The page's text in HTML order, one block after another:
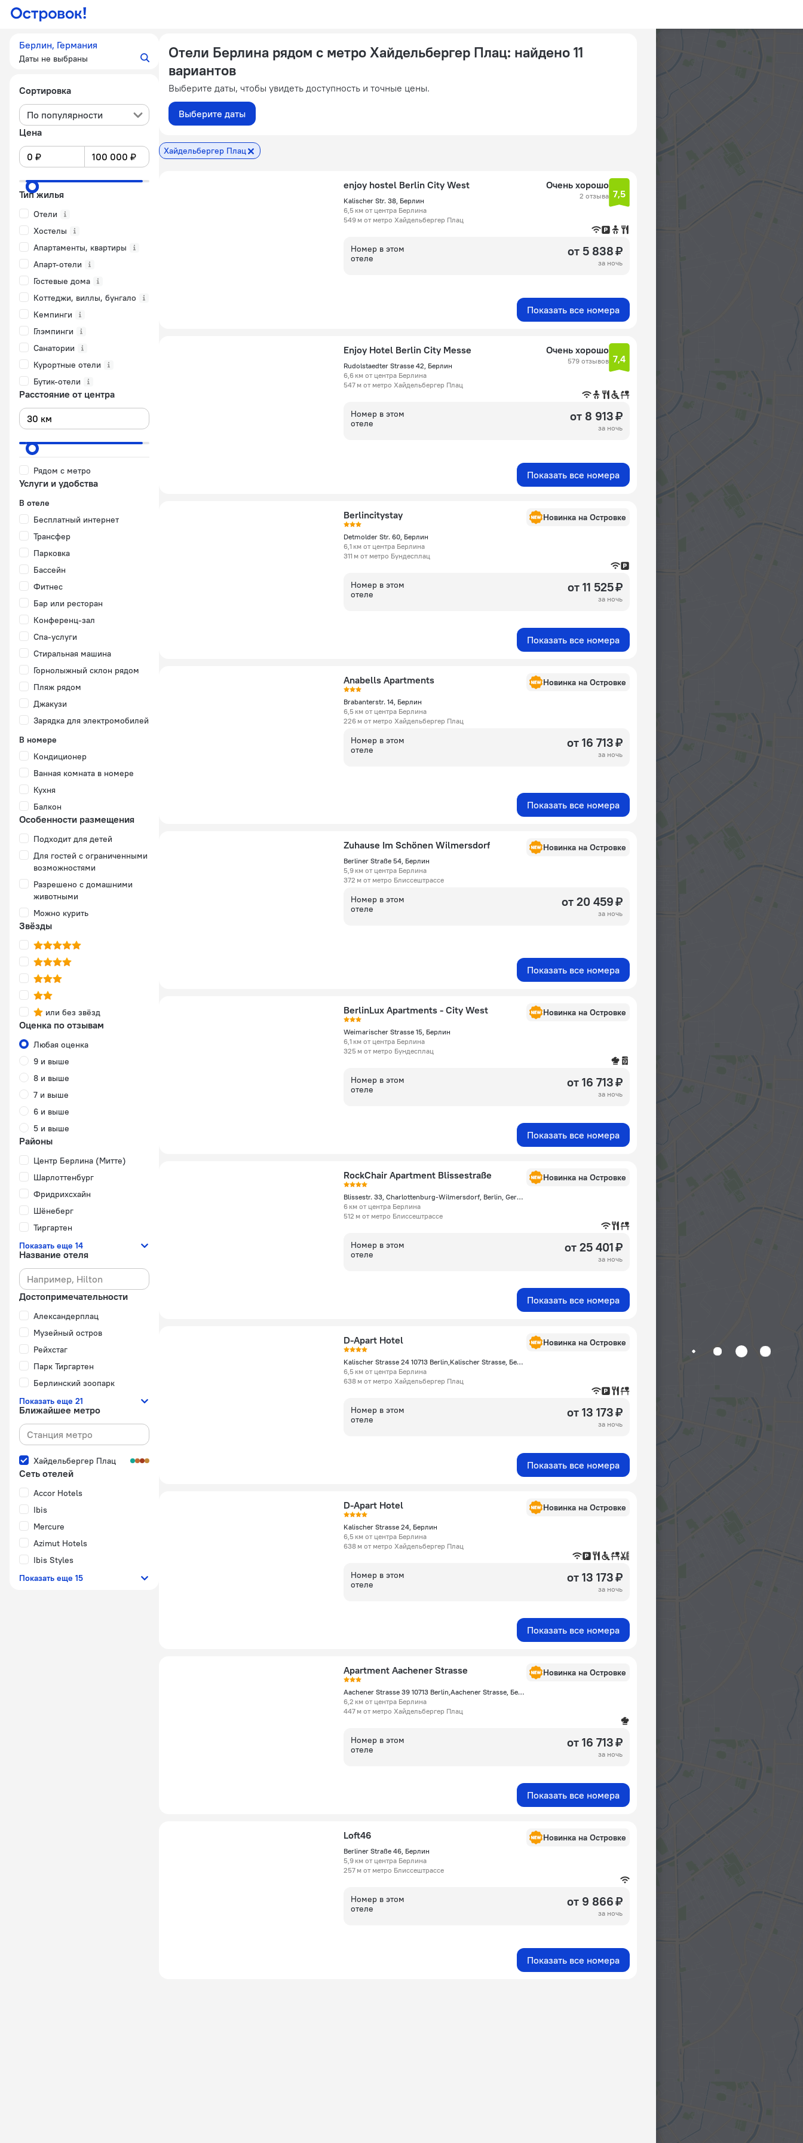
Берлин, Германия
Даты не выбраны
Сортировка
По популярности
Цена
Тип жилья
Отели
Хостелы
Апартаменты, квартиры
Апарт-отели
Гостевые дома
Коттеджи, виллы, бунгало
Кемпинги
Глэмпинги
Санатории
Курортные отели
Бутик-отели
Расстояние от центра
Рядом с метро
Услуги и удобства
В отеле
Бесплатный интернет
Трансфер
Парковка
Бассейн
Фитнес
Бар или ресторан
Конференц-зал
Спа-услуги
Стиральная машина
Горнолыжный склон рядом
Пляж рядом
Джакузи
Зарядка для электромобилей
В номере
Кондиционер
Ванная комната в номере
Кухня
Балкон
Особенности размещения
Подходит для детей
Для гостей с ограниченными
возможностями
Разрешено с домашними
животными
Можно курить
Звёзды
или без звёзд
Оценка по отзывам
Любая оценка
9 и выше
8 и выше
7 и выше
6 и выше
5 и выше
Районы
Центр Берлина (Митте)
Шарлоттенбург
Фридрихсхайн
Шёнеберг
Тиргартен
Показать еще 14
Название отеля
Достопримечательности
Александерплац
Музейный остров
Рейхстаг
Парк Тиргартен
Берлинский зоопарк
Показать еще 21
Ближайшее метро
Хайдельбергер Плац
Сеть отелей
Accor Hotels
Ibis
Mercure
Azimut Hotels
Ibis Styles
Показать еще 15
Отели Берлина рядом с метро Хайдельбергер Плац: найдено 11
вариантов
Выберите даты, чтобы увидеть доступность и точные цены.
Выберите даты
Хайдельбергер Плац
enjoy hostel Berlin City West
Kalischer Str. 38, Берлин
6,5 км от центра Берлина
549 м от метро Хайдельбергер Плац
Очень хорошо
2 отзыва 7,5
Номер в этом
отеле
от 5 838 ₽
за ночь
Показать все номера
Enjoy Hotel Berlin City Messe
Rudolstaedter Strasse 42, Берлин
6,6 км от центра Берлина
547 м от метро Хайдельбергер Плац
Очень хорошо
579 отзывов 7,4
Номер в этом
отеле
от 8 913 ₽
за ночь
Показать все номера
Berlincitystay
Detmolder Str. 60, Берлин
6,1 км от центра Берлина
311 м от метро Бундесплац
Новинка на Островке
Номер в этом
отеле
от 11 525 ₽
за ночь
Показать все номера
Anabells Apartments
Brabanterstr. 14, Берлин
6,5 км от центра Берлина
226 м от метро Хайдельбергер Плац
Новинка на Островке
Номер в этом
отеле
от 16 713 ₽
за ночь
Показать все номера
Zuhause Im Schönen Wilmersdorf
Berliner Straße 54, Берлин
5,9 км от центра Берлина
372 м от метро Блиссештрассе
Новинка на Островке
Номер в этом
отеле
от 20 459 ₽
за ночь
Показать все номера
BerlinLux Apartments - City West
Weimarischer Strasse 15, Берлин
6,1 км от центра Берлина
325 м от метро Бундесплац
Новинка на Островке
Номер в этом
отеле
от 16 713 ₽
за ночь
Показать все номера
RockChair Apartment Blissestraße
Blissestr. 33, Charlottenburg-Wilmersdorf, Berlin, Germany, Берлин
6 км от центра Берлина
512 м от метро Блиссештрассе
Новинка на Островке
Номер в этом
отеле
от 25 401 ₽
за ночь
Показать все номера
D-Apart Hotel
Kalischer Strasse 24 10713 Berlin,Kalischer Strasse, Берлин
6,5 км от центра Берлина
638 м от метро Хайдельбергер Плац
Новинка на Островке
Номер в этом
отеле
от 13 173 ₽
за ночь
Показать все номера
D-Apart Hotel
Kalischer Strasse 24, Берлин
6,5 км от центра Берлина
638 м от метро Хайдельбергер Плац
Новинка на Островке
Номер в этом
отеле
от 13 173 ₽
за ночь
Показать все номера
Apartment Aachener Strasse
Aachener Strasse 39 10713 Berlin,Aachener Strasse, Берлин
6,2 км от центра Берлина
447 м от метро Хайдельбергер Плац
Новинка на Островке
Номер в этом
отеле
от 16 713 ₽
за ночь
Показать все номера
Loft46
Berliner Straße 46, Берлин
5,9 км от центра Берлина
257 м от метро Блиссештрассе
Новинка на Островке
Номер в этом
отеле
от 9 866 ₽
за ночь
Показать все номера